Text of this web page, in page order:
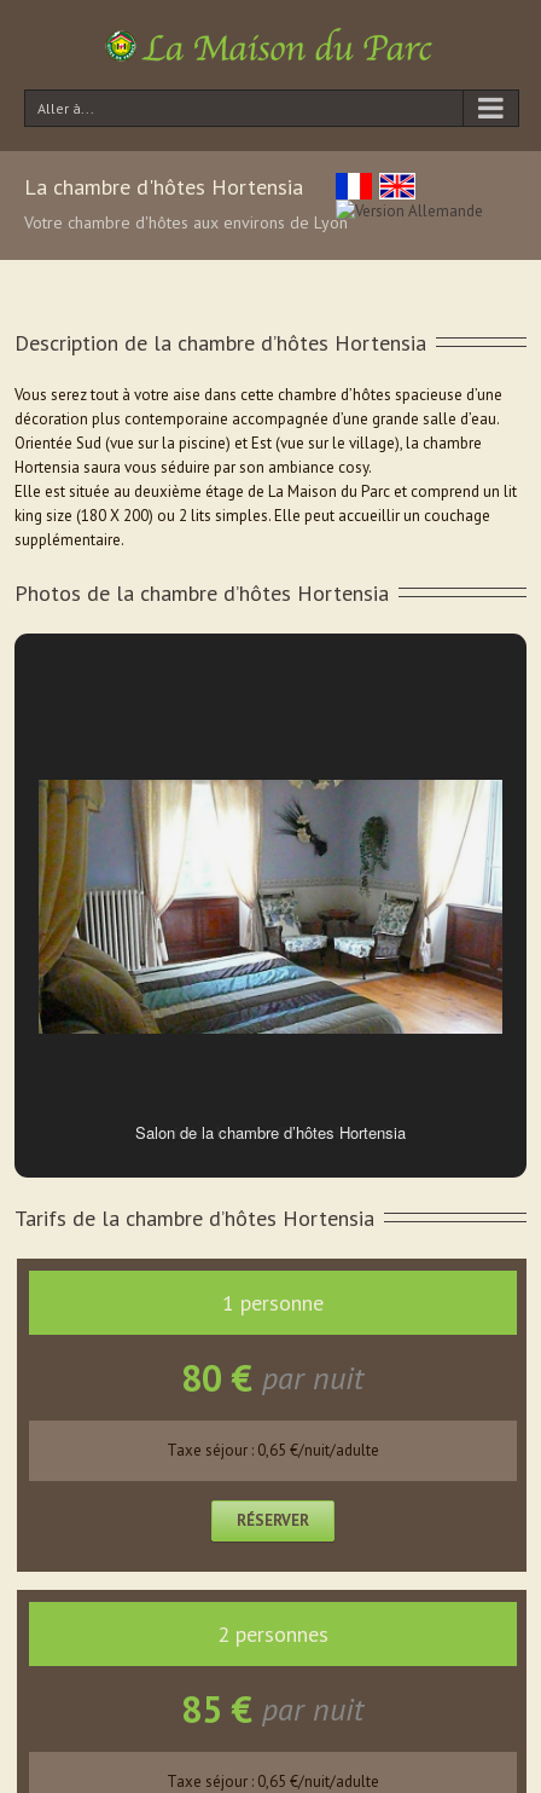
Aller à...
La chambre d'hôtes Hortensia
Votre chambre d'hôtes aux environs de Lyon
Description de la chambre d’hôtes Hortensia
Vous serez tout à votre aise dans cette chambre d’hôtes spacieuse d’une
décoration plus contemporaine accompagnée d’une grande salle d’eau.
Orientée Sud (vue sur la piscine) et Est (vue sur le village), la chambre
Hortensia saura vous séduire par son ambiance cosy.
Elle est située au deuxième étage de La Maison du Parc et comprend un lit
king size (180 X 200) ou 2 lits simples. Elle peut accueillir un couchage
supplémentaire.
Photos de la chambre d’hôtes Hortensia
Salon de la chambre d’hôtes Hortensia
Tarifs de la chambre d’hôtes Hortensia
1 personne
80 €par nuit
Taxe séjour : 0,65 €/nuit/adulte
RÉSERVER
2 personnes
85 €par nuit
Taxe séjour : 0,65 €/nuit/adulte